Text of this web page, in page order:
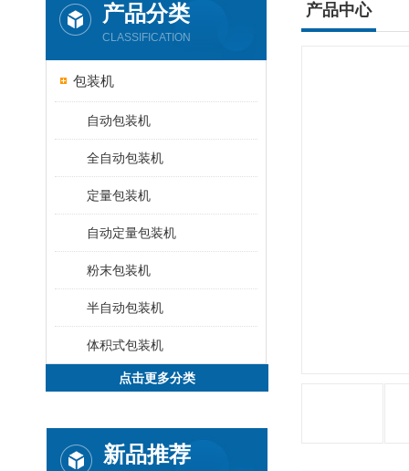
产品分类
CLASSIFICATION
包装机
自动包装机
全自动包装机
定量包装机
自动定量包装机
粉末包装机
半自动包装机
体积式包装机
点击更多分类
新品推荐
产品中心